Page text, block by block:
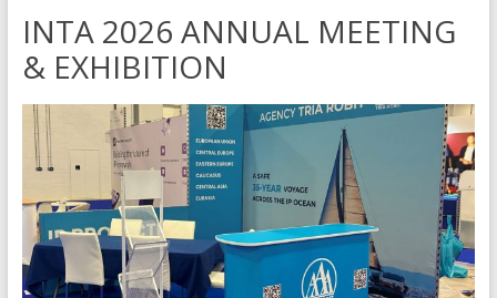
INTA 2026 ANNUAL MEETING
& EXHIBITION